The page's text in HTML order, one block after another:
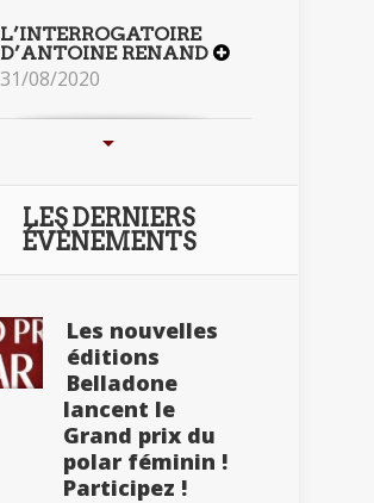
L’INTERROGATOIRE
D’ANTOINE RENAND
31/08/2020
LES DERNIERS
ÉVÈNEMENTS
Les nouvelles
éditions
Belladone
lancent le
Grand prix du
polar féminin !
Participez !